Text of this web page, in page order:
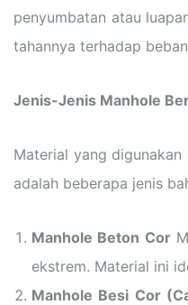
penyumbatan atau
tahannya terhadap
Jenis-Jenis Manhole
Material yang
adalah beberapa jenis
Manhole Beton Cor
ekstrem. Material ini
Manhole Besi Cor